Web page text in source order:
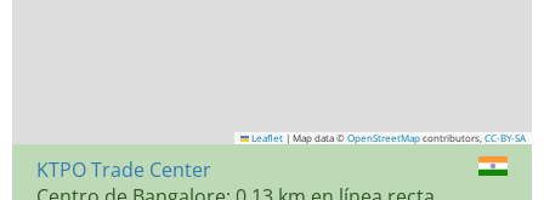
Leaflet | Map data © OpenStreetMap contributors, CC-BY-SA
KTPO Trade Center